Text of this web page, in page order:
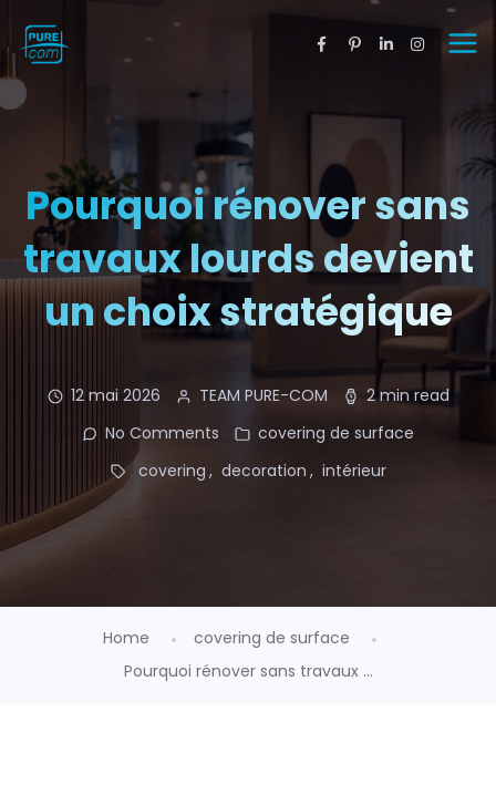
Pourquoi rénover sans
travaux lourds devient
un choix stratégique
12 mai 2026 TEAM PURE-COM
2 min read
No Comments
covering de surface
covering
decoration intérieur
Home
covering de surface
Pourquoi rénover sans travaux ...